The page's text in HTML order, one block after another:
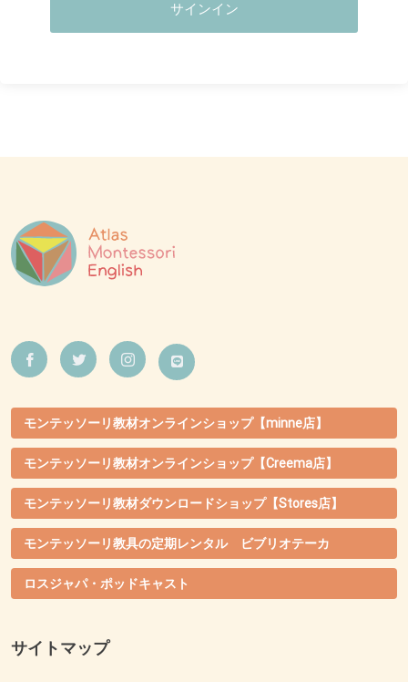
サインイン
モンテッソーリ教材オンラインショップ【minne店】
モンテッソーリ教材オンラインショップ【Creema店】
モンテッソーリ教材ダウンロードショップ【Stores店】
モンテッソーリ教具の定期レンタル ビブリオテーカ
ロスジャパ・ポッドキャスト
サイトマップ